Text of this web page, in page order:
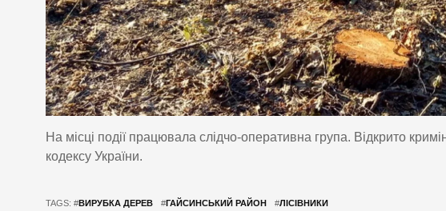
На місці події працювала слідчо-оперативна група. Відкрито
кодексу України.
TAGS: #ВИРУБКА ДЕРЕВ #ГАЙСИНСЬКИЙ РАЙОН #ЛІСІВНИКИ